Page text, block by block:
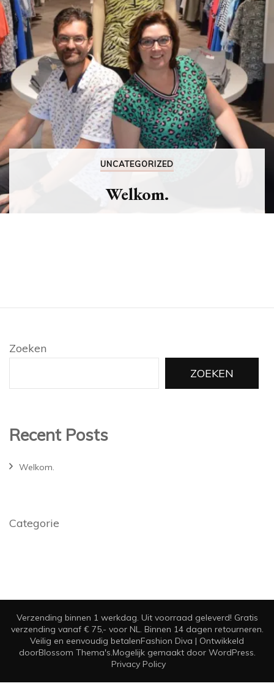
Bodyfashion
UNCATEGORIZED
Welkom.
Zoeken
ZOEKEN
Recent Posts
Welkom.
Categorie
Verzending binnen 1 werkdag. Uit voorraad geleverd! Gratis
verzending vanaf € 75,- voor NL. Binnen 14 dagen retourneren.
Veilig en eenvoudig betalenFashion Diva | Ontwikkeld
doorBlossom Thema's.Mogelijk gemaakt door WordPress.
Privacy Policy